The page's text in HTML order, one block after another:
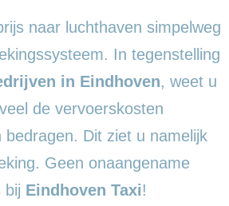
naar luchthaven simpelweg
In tegenstelling
in Eindhoven, weet u
de vervoerskosten
bedragen. Dit ziet u namelijk
Geen onaangename
bij Eindhoven Taxi!